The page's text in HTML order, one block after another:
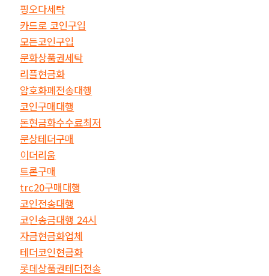
핑오다세탁
카드로 코인구입
모든코인구입
문화상품권세탁
리플현금화
암호화폐전송대행
코인구매대행
돈현금화수수료최저
문상테더구매
이더리움
트론구매
trc20구매대행
코인전송대행
코인송금대행 24시
자금현금화업체
테더코인현금화
롯데상품권테더전송